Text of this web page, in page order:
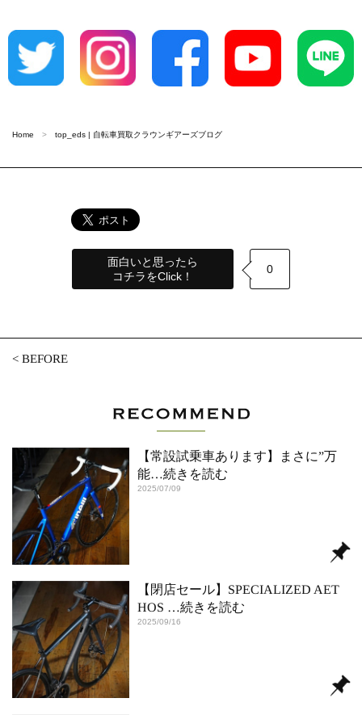
Home top_eds | 自転車買取クラウンギアーズブログ
面白いと思ったら
コチラをClick！
0
<BEFORE
【常設試乗車あります】まさに”万
能…続きを読む
2025/07/09
【閉店セール】SPECIALIZED AET
HOS …続きを読む
2025/09/16